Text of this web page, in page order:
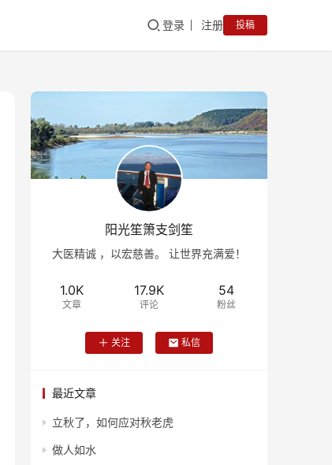
登录 注册 投稿
阳光笙箫支剑笙
大医精诚 ，以宏慈善。 让世界充满爱！
1.0K
文章
17.9K
评论
54
粉丝
关注 私信
最近文章
立秋了，如何应对秋老虎
做人如水